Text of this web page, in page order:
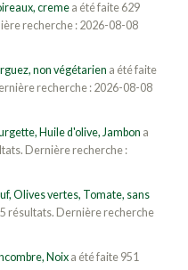
cremea été faite 629
recherche : 2026-08-08
non végétarien a été faite
recherche : 2026-08-08
Huile d'olive, Jambon a
Dernière recherche :
Olives vertes, Tomate, sans
résultats. Dernière recherche
Noixa été faite 951